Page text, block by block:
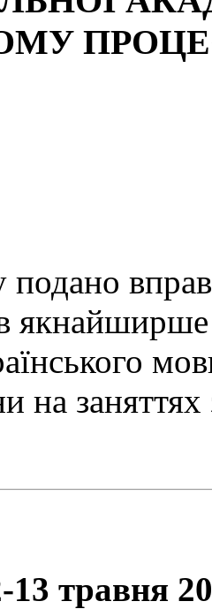
подано
заняттях
13 травня